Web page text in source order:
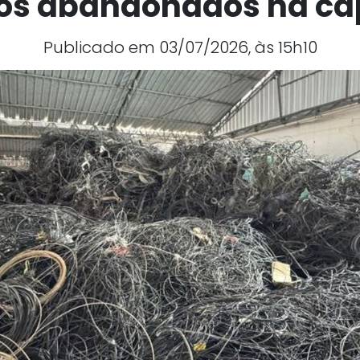
Publicado em 03/07/2026, às 15h10